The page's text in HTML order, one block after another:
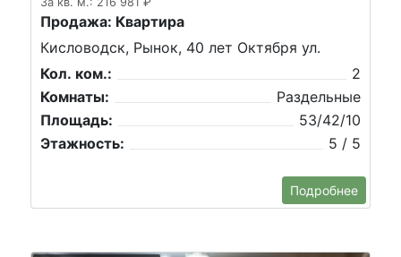
Продажа: Квартира
Кисловодск, Рынок, 40 лет Октября ул.
Кол. ком.:
2
Комнаты:
Раздельные
Площадь:
53/42/10
Этажность:
5 / 5
Подробнее